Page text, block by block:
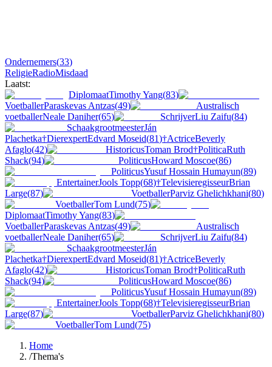
Ondernemers(33)
ReligieRadioMisdaad
Laatst:
DiplomaatTimothy Yang(83)
VoetballerParaskevas Antzas(49)
Australisch
voetballerNeale Daniher(65) SchrijverLiu Zaifu(84)
SchaakgrootmeesterJán
Plachetka†DierexpertEdvard Moseid(81)†ActriceBeverly
Afaglo(42) HistoricusToman Brod†PoliticaRuth
Shack(94) PoliticusHoward Moscoe(86)
PoliticusYusuf Hossain Humayun(89)
EntertainerJools Topp(68)†TelevisieregisseurBrian
Large(87) VoetballerParviz Ghelichkhani(80)
VoetballerTom Lund(75)
DiplomaatTimothy Yang(83)
VoetballerParaskevas Antzas(49)
Australisch
voetballerNeale Daniher(65) SchrijverLiu Zaifu(84)
SchaakgrootmeesterJán
Plachetka†DierexpertEdvard Moseid(81)†ActriceBeverly
Afaglo(42) HistoricusToman Brod†PoliticaRuth
Shack(94) PoliticusHoward Moscoe(86)
PoliticusYusuf Hossain Humayun(89)
EntertainerJools Topp(68)†TelevisieregisseurBrian
Large(87) VoetballerParviz Ghelichkhani(80)
VoetballerTom Lund(75)
Home
/Thema's